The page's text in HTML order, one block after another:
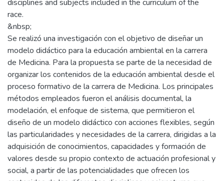
disciplines and subjects included in the curriculum of the
race.
&nbsp;
Se realizó una investigación con el objetivo de diseñar un
modelo didáctico para la educación ambiental en la carrera
de Medicina. Para la propuesta se parte de la necesidad de
organizar los contenidos de la educación ambiental desde el
proceso formativo de la carrera de Medicina. Los principales
métodos empleados fueron el análisis documental, la
modelación, el enfoque de sistema, que permitieron el
diseño de un modelo didáctico con acciones flexibles, según
las particularidades y necesidades de la carrera, dirigidas a la
adquisición de conocimientos, capacidades y formación de
valores desde su propio contexto de actuación profesional y
social, a partir de las potencialidades que ofrecen los